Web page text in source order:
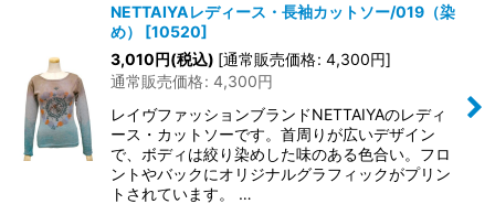
NETTAIYAレディース・長袖カットソー/019（染
め）
[10520]
3,010円(税込) [通常販売価格: 4,300円]
通常販売価格: 4,300円
レイヴファッションブランドNETTAIYAのレディ
ース・カットソーです。首周りが広いデザイン
で、ボディは絞り染めした味のある色合い。フロ
ントやバックにオリジナルグラフィックがプリン
トされています。 …